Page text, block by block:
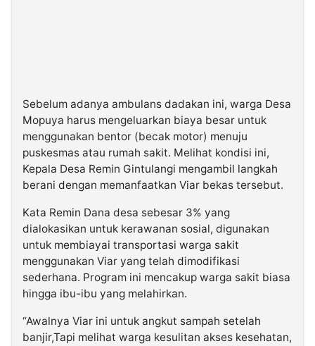
Sebelum adanya ambulans dadakan ini, warga Desa
Mopuya harus mengeluarkan biaya besar untuk
menggunakan bentor (becak motor) menuju
puskesmas atau rumah sakit. Melihat kondisi ini,
Kepala Desa Remin Gintulangi mengambil langkah
berani dengan memanfaatkan Viar bekas tersebut.
Kata Remin Dana desa sebesar 3% yang
dialokasikan untuk kerawanan sosial, digunakan
untuk membiayai transportasi warga sakit
menggunakan Viar yang telah dimodifikasi
sederhana. Program ini mencakup warga sakit biasa
hingga ibu-ibu yang melahirkan.
“Awalnya Viar ini untuk angkut sampah setelah
banjir,Tapi melihat warga kesulitan akses kesehatan,